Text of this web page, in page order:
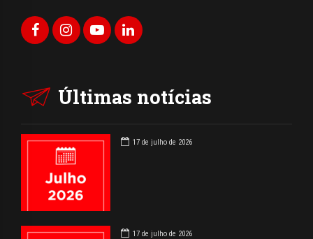
Últimas notícias
17 de julho de 2026
17 de julho de 2026